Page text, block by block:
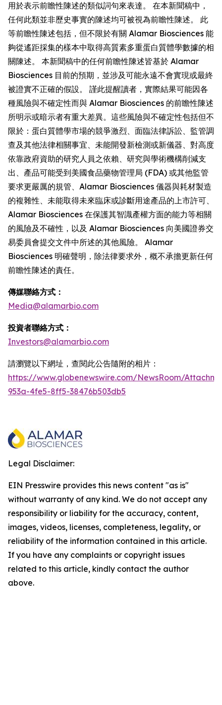
用於表示前瞻性陳述的類似詞句來表達。 在本新聞稿中，
任何此類並非歷史事實的陳述均可被視為前瞻性陳述。 此
等前瞻性陳述包括，但不限於有關 Alamar Biosciences 能
夠從遙距採集的樣本中取得高質素多重蛋白質體學數據的相
關陳述。 本新聞稿中的任何前瞻性陳述皆基於 Alamar
Biosciences 目前的預期，並涉及可能永遠不會實現或最終
被證實不正確的假設。 謹此提醒讀者，實際結果可能因各
種風險與不確定性而與 Alamar Biosciences 的前瞻性陳述
所明示或暗示者有重大差異。這些風險與不確定性包括但不
限於：蛋白質體學市場的競爭激烈、面臨法律訴訟、監管調
查及其他法律相關事宜、未能開發新檢測或新儀器、對高度
依靠政府資助的研究人員之依賴、研究與學術機構削減支
出、產品可能受到美國食品藥物管理局 (FDA) 或其他監管
要求更嚴厲的規管、Alamar Biosciences 儀器與耗材製造
的複雜性、未能取得未來臨床或診斷用途產品的上市許可、
Alamar Biosciences 在保護其智識產權方面的能力等相關
的風險及不確性，以及 Alamar Biosciences 向美國證券交
易委員會提交文件中所述的其他風險。 Alamar
Biosciences 明確聲明，除法律要求外，概不承擔更新任何
前瞻性陳述的責任。
傳媒聯絡方式：
Media@alamarbio.com
投資者聯絡方式：
Investors@alamarbio.com
請瀏覽以下網址，查閱此公告隨附的相片：
https://www.globenewswire.com/NewsRoom/
953a-4fe5-8ff5-38476b503db5
Legal Disclaimer:
EIN Presswire provides this news content "as is"
without warranty of any kind. We do not accept any
responsibility or liability for the accuracy, content,
images, videos, licenses, completeness, legality, or
reliability of the information contained in this article.
If you have any complaints or copyright issues
related to this article, kindly contact the author
above.